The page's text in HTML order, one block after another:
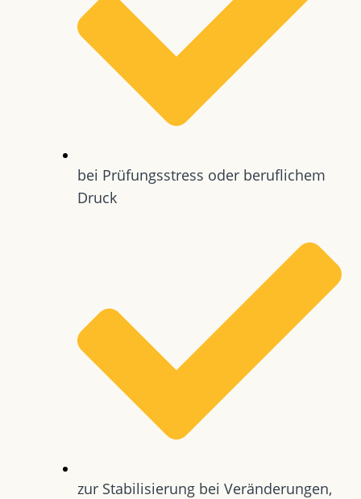
bei Prüfungsstress oder beruflichem
Druck
zur Stabilisierung bei Veränderungen,